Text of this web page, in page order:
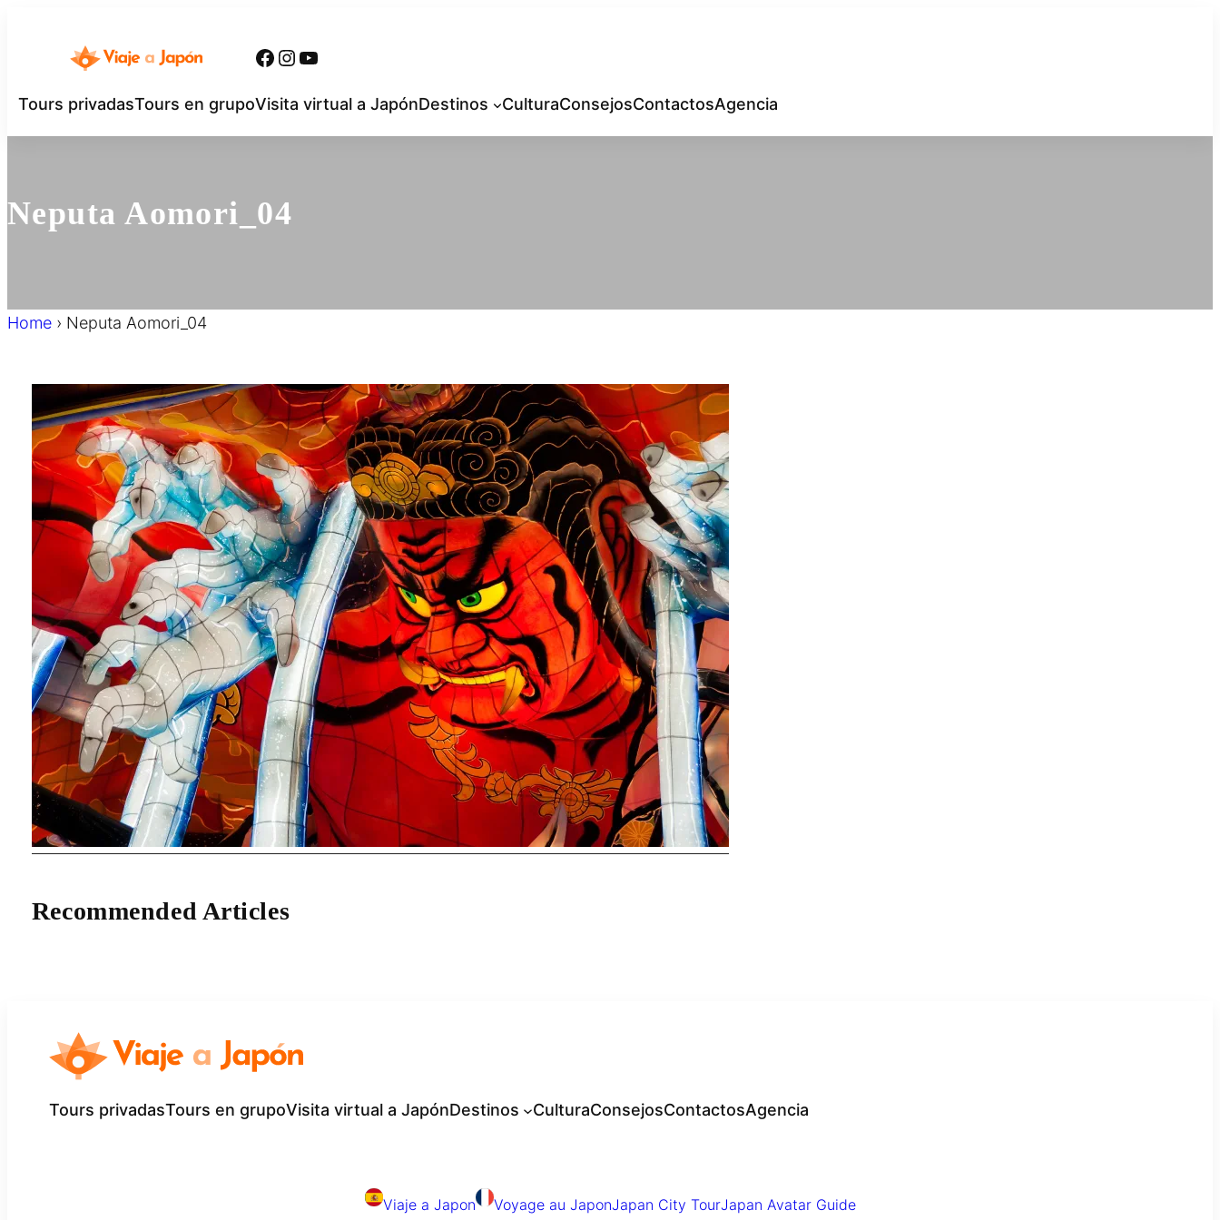
ス
Facebook
Instagram
YouTube
Tours privadasTours en grupoVisita virtual a JapónDestinos CulturaConsejosContactosAgencia
Neputa Aomori_04
Home › Neputa Aomori_04
Recommended Articles
Tours privadasTours en grupoVisita virtual a JapónDestinos CulturaConsejosContactosAgencia
Viaje a Japon Voyage au JaponJapan City TourJapan Avatar Guide